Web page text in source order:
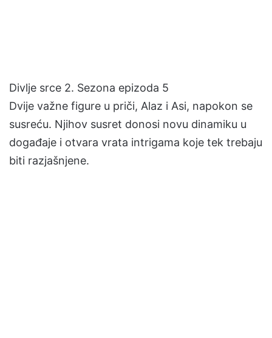
Divlje srce 2. Sezona epizoda 5
Dvije važne figure u priči, Alaz i Asi, napokon se
susreću. Njihov susret donosi novu dinamiku u
događaje i otvara vrata intrigama koje tek trebaju
biti razjašnjene.